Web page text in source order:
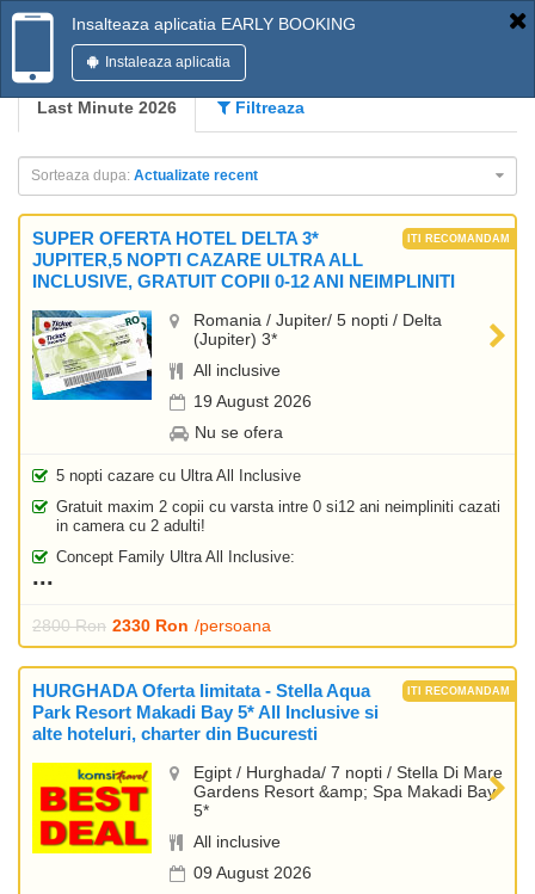
Insalteaza aplicatia EARLY BOOKING
Instaleaza aplicatia
Last Minute 2026 Filtreaza
Sorteaza dupa: Actualizate recent
SUPER OFERTA HOTEL DELTA 3*
JUPITER,5 NOPTI CAZARE ULTRA ALL
INCLUSIVE, GRATUIT COPII 0-12 ANI NEIMPLINITI
Romania / Jupiter/ 5 nopti / Delta
(Jupiter) 3*
All inclusive
19 August 2026
Nu se ofera
5 nopti cazare cu Ultra All Inclusive
Gratuit maxim 2 copii cu varsta intre 0 si12 ani neimpliniti cazati
in camera cu 2 adulti!
Concept Family Ultra All Inclusive:
2800 Ron 2330 Ron /persoana
HURGHADA Oferta limitata - Stella Aqua
Park Resort Makadi Bay 5* All Inclusive si
alte hoteluri, charter din Bucuresti
Egipt / Hurghada/ 7 nopti / Stella Di Mare
Gardens Resort &amp; Spa Makadi Bay
5*
All inclusive
09 August 2026